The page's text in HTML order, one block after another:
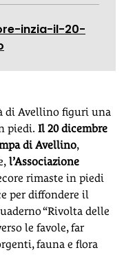
inzia-il-20-
di Avellino figuri una
piedi. Il 20 dicembre
di Avellino,
l’Associazione
rimaste in piedi
per diffondere il
“Rivolta delle
le favole, far
fauna e flora